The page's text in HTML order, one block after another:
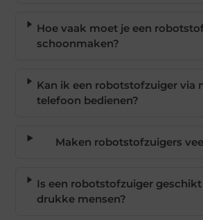
Hoe vaak moet je een
schoonmaken?
Kan ik een robotstofzuiger via
telefoon bedienen?
Maken robotstofzuigers
Is een robotstofzuiger
drukke mensen?